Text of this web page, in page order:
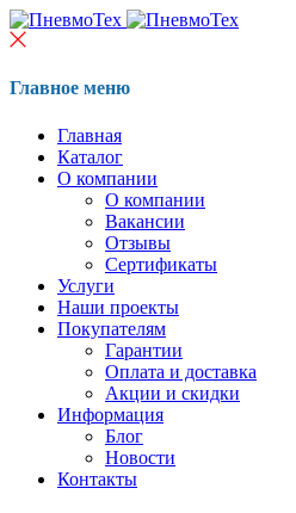
Главное меню
Главная
Каталог
О компании
О компании
Вакансии
Отзывы
Сертификаты
Услуги
Наши проекты
Покупателям
Гарантии
Оплата и доставка
Акции и скидки
Информация
Блог
Новости
Контакты